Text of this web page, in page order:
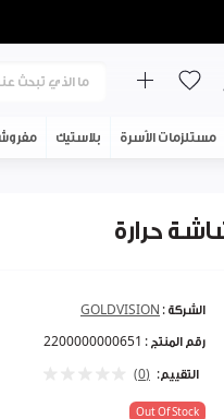
مستلزمات الأسرة بلاستيك
الشركة : GOLDVISION
رقم المنتج : 2200000000651
التقييم: (0)
Out Of Stock